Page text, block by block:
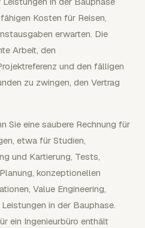
Kosten für Reisen,
erwarten. Die
Arbeit, den
und den fälligen
zu zwingen, den Vertrag
Sie eine saubere Rechnung für
etwa für Studien,
und Kartierung, Tests,
konzeptionellen
Value Engineering,
in der Bauphase.
ein Ingenieurbüro enthält